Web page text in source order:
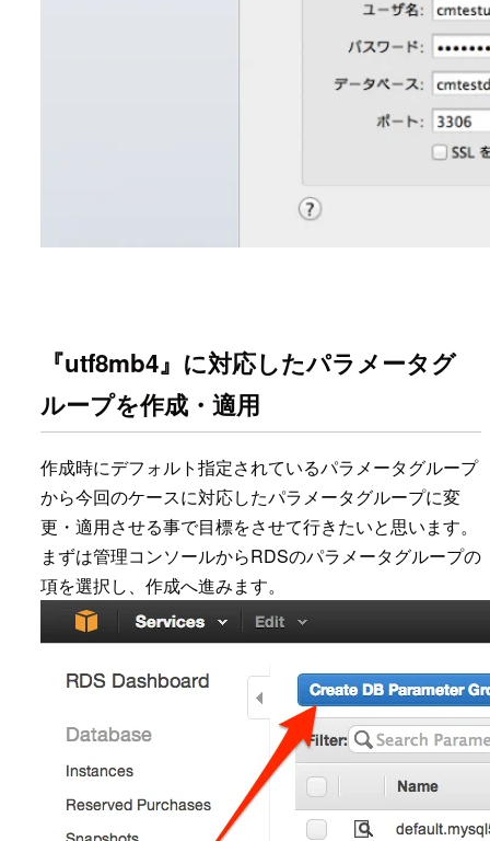
『utf8mb4』に対応したパラメータグ
ループを作成・適用
作成時にデフォルト指定されているパラメータグループ
から今回のケースに対応したパラメータグループに変
更・適用させる事で目標をさせて行きたいと思います。
まずは管理コンソールからRDSのパラメータグループの
項を選択し、作成へ進みます。